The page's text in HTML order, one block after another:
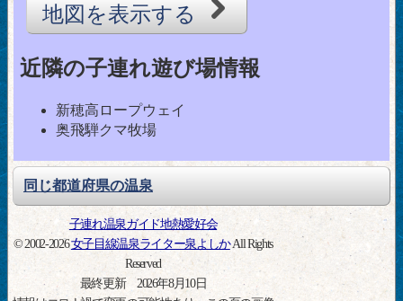
地図を表示する
近隣の子連れ遊び場情報
新穂高ロープウェイ
奥飛騨クマ牧場
同じ都道府県の温泉